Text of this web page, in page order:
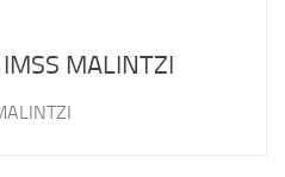
MALINTZI